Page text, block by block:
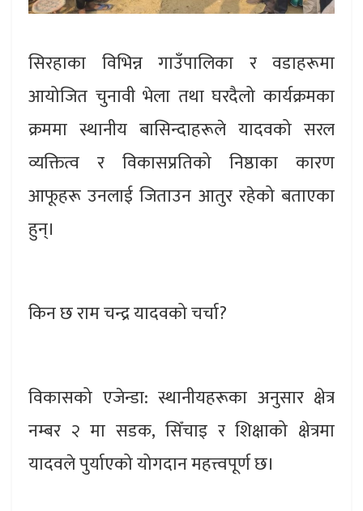
सिरहाका विभिन्न गाउँपालिका र वडाहरूमा
आयोजित चुनावी भेला तथा घरदैलो कार्यक्रमका
क्रममा स्थानीय बासिन्दाहरूले यादवको सरल
व्यक्तित्व र विकासप्रतिको निष्ठाका कारण
आफूहरू उनलाई जिताउन आतुर रहेको बताएका
हुन्।
किन छ राम चन्द्र यादवको चर्चा?
विकासको एजेन्डा: स्थानीयहरूका अनुसार क्षेत्र
नम्बर २ मा सडक, सिँचाइ र शिक्षाको क्षेत्रमा
यादवले पुर्याएको योगदान महत्त्वपूर्ण छ।